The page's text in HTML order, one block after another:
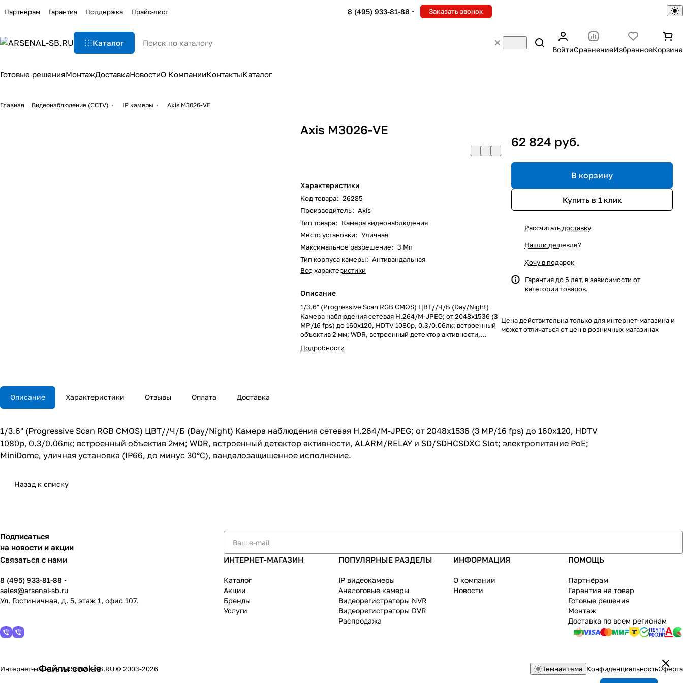
Партнёрам Гарантия Поддержка Прайс-лист 8 (495) 933-81-88 Заказать звонок
Каталог
ВойтиСравнениеИзбранноеКорзина
Готовые решенияМонтажДоставкаНовостиО КомпанииКонтактыКаталог
Главная Видеонаблюдение (CCTV) IP камеры Axis M3026-VE
Axis M3026-VE
Характеристики
Код товара: 26285
Производитель: Axis
Тип товара: Камера видеонаблюдения
Место установки: Уличная
Максимальное разрешение: 3 Мп
Тип корпуса камеры: Антивандальная
Все характеристики
Описание
1/3.6" (Progressive Scan RGB CMOS) ЦВТ//Ч/Б (Day/Night)
Камера наблюдения сетевая H.264/M-JPEG; от 2048x1536 (3
MP/16 fps) до 160x120, HDTV 1080p, 0.3/0.06лк; встроенный
объектив 2 мм; WDR, встроенный детектор активности,
ALARM/RELAY и SD/SDHCSDXC Slot; электропитание PoE;
MiniDome, уличная установка (IP66, до минус 30°С),
Подробности
62 824 руб.
В корзину
Купить в 1 клик
Рассчитать доставку
Нашли дешевле?
Хочу в подарок
Гарантия до 5 лет, в зависимости от
категории товаров.
Цена действительна только для интернет-магазина и
может отличаться от цен в розничных магазинах
Описание Характеристики Отзывы Оплата Доставка
1/3.6" (Progressive Scan RGB CMOS) ЦВТ//Ч/Б (Day/Night) Камера наблюдения сетевая H.264/M-JPEG; от 2048x1536 (3 MP/16 fps) до 160x120, HDTV
1080p, 0.3/0.06лк; встроенный объектив 2мм; WDR, встроенный детектор активности, ALARM/RELAY и SD/SDHCSDXC Slot; электропитание PoE;
MiniDome, уличная установка (IP66, до минус 30°С), вандалозащищенное исполнение.
Назад к списку
Подписаться
на новости и акции
Связаться с нами
8 (495) 933-81-88
sales@arsenal-sb.ru
Ул. Гостиничная, д. 5, этаж 1, офис 107.
ИНТЕРНЕТ-МАГАЗИН
Каталог
Акции
Бренды
Услуги
ПОПУЛЯРНЫЕ РАЗДЕЛЫ
IP видеокамеры
Аналоговые камеры
Видеорегистраторы NVR
Видеорегистраторы DVR
Распродажа
ИНФОРМАЦИЯ
О компании
Новости
ПОМОЩЬ
Партнёрам
Гарантия на товар
Готовые решения
Монтаж
Доставка по всем регионам
Интернет-магазин ARSENAL-SB.RU © 2003-2026 Темная тема КонфиденциальностьОферта
Файлы cookie